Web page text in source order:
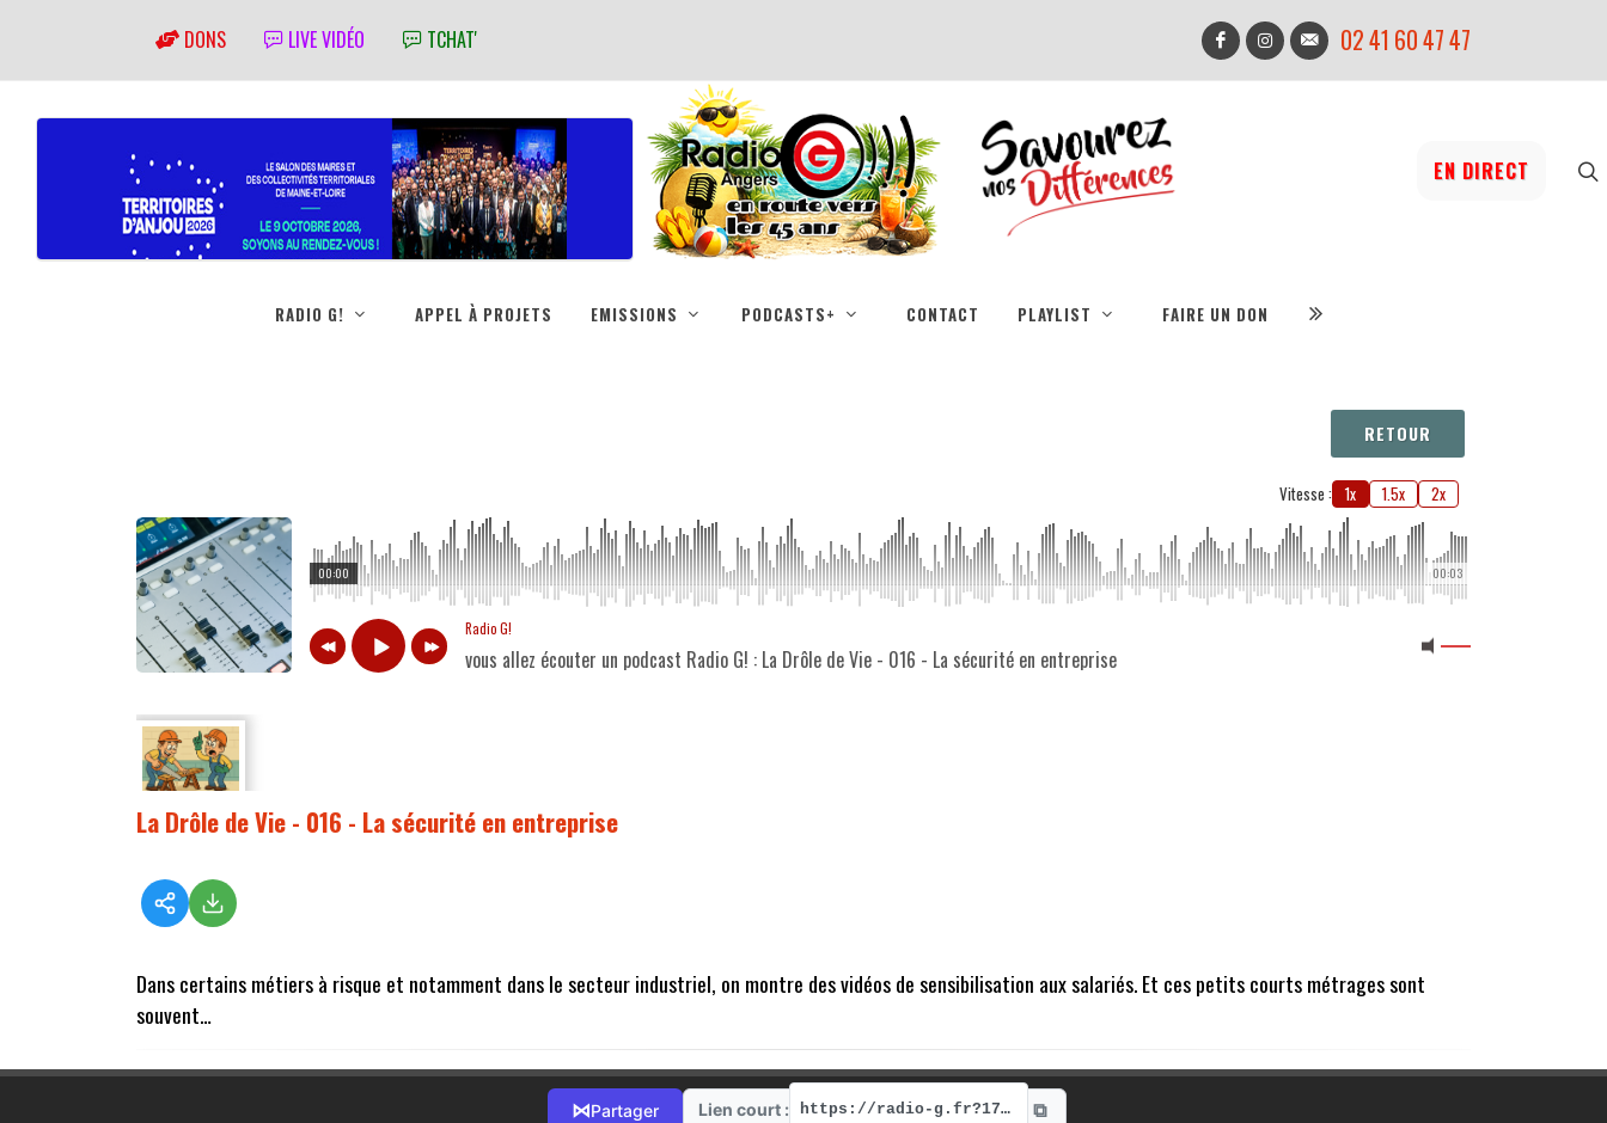
DONS LIVE VIDÉO TCHAT' 02 41 60 47 47
EN DIRECT
RADIO G! APPEL À PROJETS EMISSIONS PODCASTS+ CONTACT PLAYLIST FAIRE UN DON
RETOUR
Vitesse : 1x 1.5x 2x
00:03
00:00
Radio G!
vous allez écouter un podcast Radio G! : La Drôle de Vie - 016 - La sécurité en entreprise
La Drôle de Vie - 016 - La sécurité en entreprise
Dans certains métiers à risque et notamment dans le secteur industriel, on montre des vidéos de sensibilisation aux salariés. Et ces petits courts métrages sont
souvent…
⋈Partager Lien court : https://radio-g.fr?17974 ⧉